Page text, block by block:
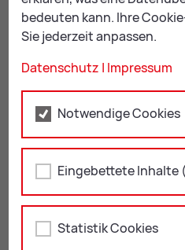
An­sprech­part­ne­rin für
bedeuten kann. Ihre
Sie jederzeit anpassen.
Datenschutz | Impressum
Notwendige Cookies
Eingebettete Inhalte
Statistik Cookies